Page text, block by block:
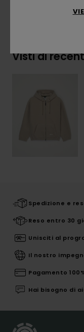
Spedizioni e
Visti di
Spedizione e
Reso entro 30
Unisciti al
Il nostro
Pagamento
Hai bisogno di